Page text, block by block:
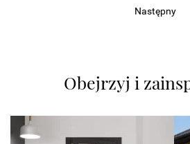
Następny
Obejrzyj i